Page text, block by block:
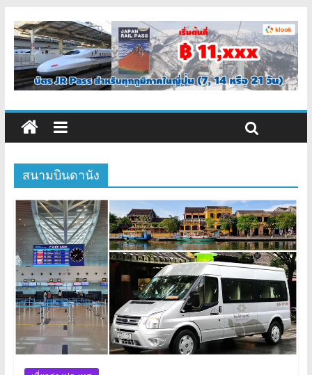
สนามบินดานัง